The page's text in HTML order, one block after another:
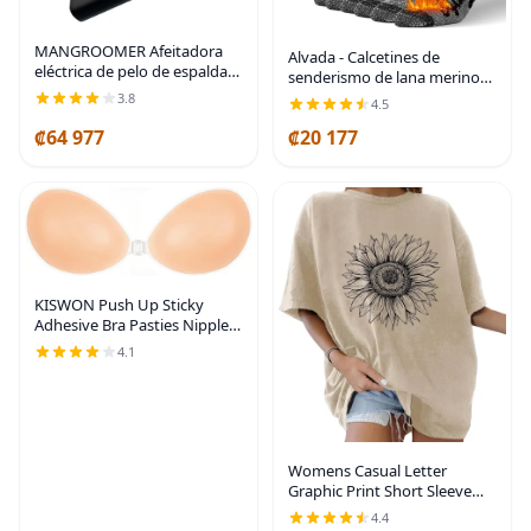
MANGROOMER Afeitadora
eléctrica de pelo de espalda
hágalo usted mismo (101-6)
3.8
₡64 977
Alvada - Calcetines de
senderismo de lana merino
térmicos y cálidos, para botas
de invierno, para hombres y
mujeres, set de 3 pares
4.5
₡20 177
KISWON Push Up Sticky
Adhesive Bra Pasties Nipple
Covers Invisible Backless
Strapless Bra for Women
4.1
Womens Casual Letter
Graphic Print Short Sleeve
Tunic Tops Round Neck
4.4